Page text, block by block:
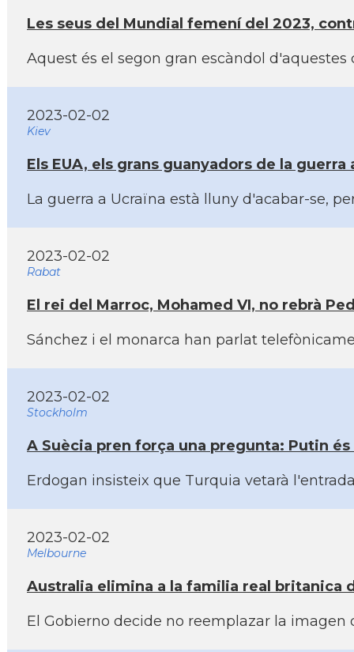
Les seus del Mundial femení­ del 2023,
Aquest és el segon gran escàndol
2023-02-02
Kiev
Els EUA, els grans guanyadors de la guerra
La guerra a Ucraïna està lluny d'acabar-se,
2023-02-02
Rabat
El rei del Marroc, Mohamed VI, no rebrà
Sánchez i el monarca han parlat
2023-02-02
Stockholm
A Suècia pren força una pregunta: Putin
Erdogan insisteix que Turquia vetarà
2023-02-02
Melbourne
Australia elimina a la familia real britanica
El Gobierno decide no reemplazar la imagen